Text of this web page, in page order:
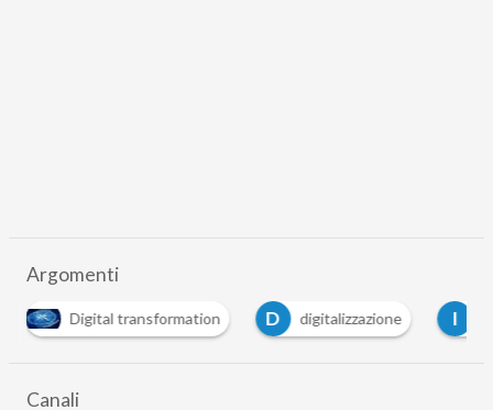
Argomenti
D
digitalizzazione I industria 4.0 I
Canali